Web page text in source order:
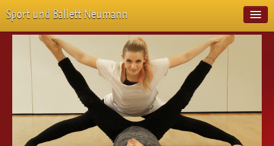
Sport und Ballett Neumann
Start
Neuigkeiten
Über Uns
Veranstaltungen
Emotion Pur
Meisterschaften